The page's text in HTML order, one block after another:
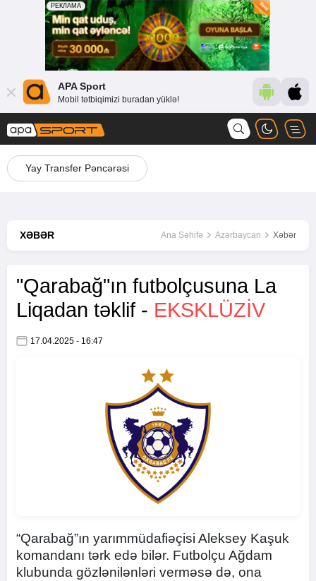
APA Sport
Mobil tətbiqimizi buradan yüklə!
Yay Transfer Pəncərəsi
XƏBƏR Ana Səhifə Azərbaycan Xəbər
"Qarabağ"ın futbolçusuna La
Liqadan təklif - EKSKLÜZİV
17.04.2025 - 16:47
“Qarabağ”ın yarımmüdafiəçisi Aleksey Kaşuk
komandanı tərk edə bilər. Futbolçu Ağdam
klubunda gözlənilənləri verməsə də, ona